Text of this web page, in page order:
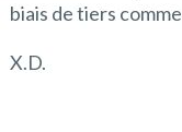
biais de tiers
X.D.